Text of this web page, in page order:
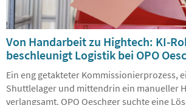
Von Handarbeit zu Hightech: KI-
beschleunigt Logistik bei OPO
Ein eng getakteter Kommissionierprozess,
Shuttlelager und mittendrin ein manueller
verlangsamt. OPO Oeschger suchte eine
vorhandene ...